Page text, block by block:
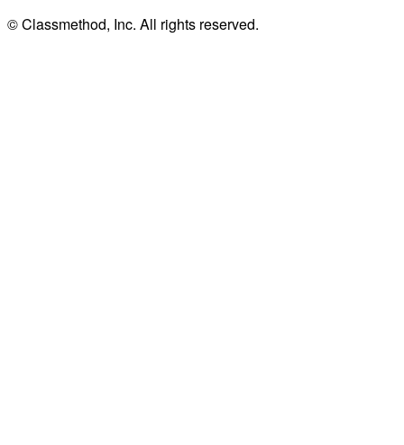
© Classmethod, Inc. All rights reserved.